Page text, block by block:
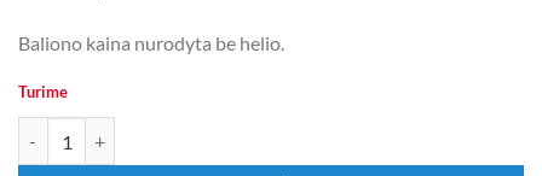
Baliono kaina nurodyta be helio.
Turime